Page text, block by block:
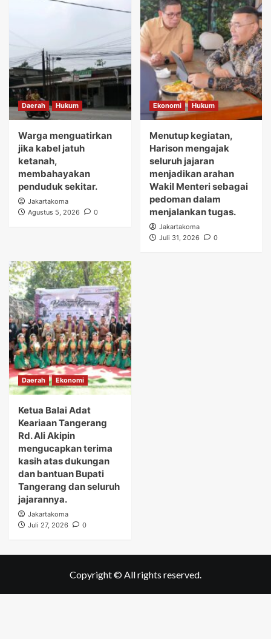
Daerah Hukum
Warga menguatirkan
jika kabel jatuh
ketanah,
membahayakan
penduduk sekitar.
Jakartakoma
Agustus 5, 2026
0
Ekonomi Hukum
Menutup kegiatan,
Harison mengajak
seluruh jajaran
menjadikan arahan
Wakil Menteri sebagai
pedoman dalam
menjalankan tugas.
Jakartakoma
Juli 31, 2026
0
Daerah Ekonomi
Ketua Balai Adat
Keariaan Tangerang
Rd. Ali Akipin
mengucapkan terima
kasih atas dukungan
dan bantuan Bupati
Tangerang dan seluruh
jajarannya.
Jakartakoma
Juli 27, 2026
0
Copyright © All rights reserved.